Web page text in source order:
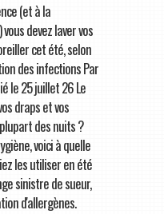
(et à la
devez laver vos
cet été, selon
des infections Par
le 25 juillet 26 Le
draps et vos
des nuits ?
voici à quelle
les utiliser en été
sinistre de sueur,
d'allergènes.